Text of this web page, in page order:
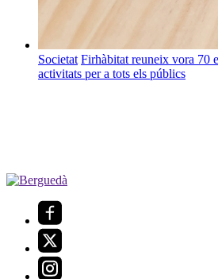
Societat Firhàbitat reuneix vora 70
activitats per a tots els públics